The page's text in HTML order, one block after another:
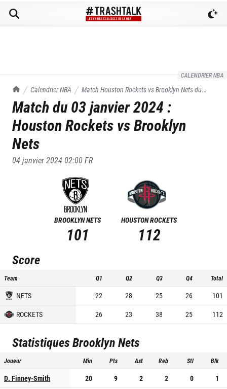
CALENDRIER NBA
TrashTalk Actu NBA
Calendrier NBA Match Houston Rockets vsBrooklyn Netsdu
03/01/2024
Match du 03 janvier 2024 :
Houston Rockets vsBrooklyn
Nets
04 janvier 2024 02:00FR
BROOKLYN NETS
101
HOUSTON ROCKETS
112
Score
Team Q1 Q2 Q3 Q4 Total
NETS 22 28 25 26
101
ROCKETS
26 23 38 25 112
StatistiquesBrooklyn Nets
Joueur Min Pts Ast Reb Stl Blk
D. Finney-Smith 20 9 2 2 0
1